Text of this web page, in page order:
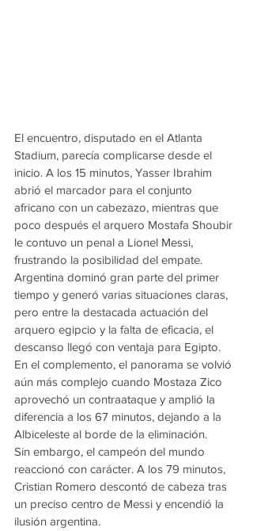
El encuentro, disputado en el Atlanta
Stadium, parecía complicarse desde el
inicio. A los 15 minutos, Yasser Ibrahim
abrió el marcador para el conjunto
africano con un cabezazo, mientras que
poco después el arquero Mostafa Shoubir
le contuvo un penal a Lionel Messi,
frustrando la posibilidad del empate.
Argentina dominó gran parte del primer
tiempo y generó varias situaciones claras,
pero entre la destacada actuación del
arquero egipcio y la falta de eficacia, el
descanso llegó con ventaja para Egipto.
En el complemento, el panorama se volvió
aún más complejo cuando Mostaza Zico
aprovechó un contraataque y amplió la
diferencia a los 67 minutos, dejando a la
Albiceleste al borde de la eliminación.
Sin embargo, el campeón del mundo
reaccionó con carácter. A los 79 minutos,
Cristian Romero descontó de cabeza tras
un preciso centro de Messi y encendió la
ilusión argentina.